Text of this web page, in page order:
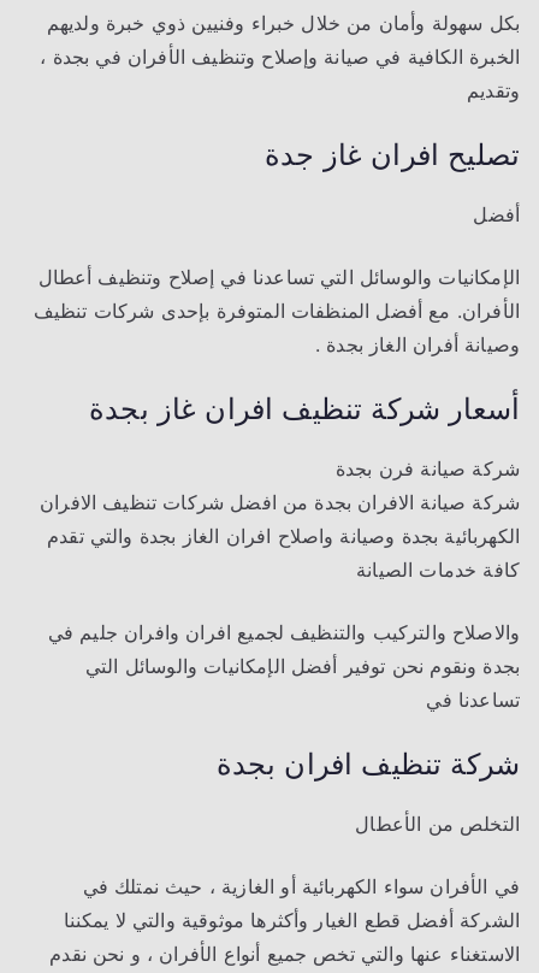
بكل سهولة وأمان من خلال خبراء وفنيين ذوي خبرة ولديهم
الخبرة الكافية في صيانة وإصلاح وتنظيف الأفران في بجدة ،
وتقديم
تصليح افران غاز جدة
أفضل
الإمكانيات والوسائل التي تساعدنا في إصلاح وتنظيف أعطال
الأفران. مع أفضل المنظفات المتوفرة بإحدى شركات تنظيف
وصيانة أفران الغاز بجدة .
أسعار شركة تنظيف افران غاز بجدة
شركة صيانة فرن بجدة
شركة صيانة الافران بجدة من افضل شركات تنظيف الافران
الكهربائية بجدة وصيانة واصلاح افران الغاز بجدة والتي تقدم
كافة خدمات الصيانة
والاصلاح والتركيب والتنظيف لجميع افران وافران جليم في
بجدة ونقوم نحن توفير أفضل الإمكانيات والوسائل التي
تساعدنا في
شركة تنظيف افران بجدة
التخلص من الأعطال
في الأفران سواء الكهربائية أو الغازية ، حيث نمتلك في
الشركة أفضل قطع الغيار وأكثرها موثوقية والتي لا يمكننا
الاستغناء عنها والتي تخص جميع أنواع الأفران ، و نحن نقدم